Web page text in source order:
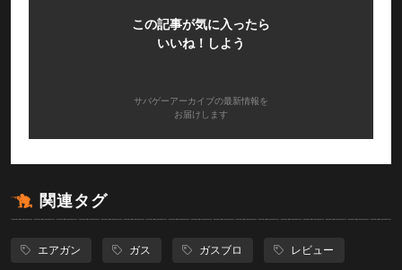
この記事が気に入ったら
いいね！しよう
サバゲーアーカイブの最新情報を
お届けします
関連タグ
エアガン ガス ガスブロ レビュー